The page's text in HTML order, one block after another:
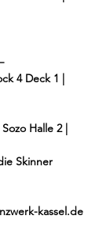
4 Deck 1 |
Sozo Halle 2 |
Skinner
kassel.de